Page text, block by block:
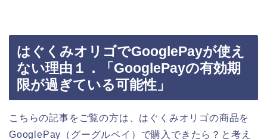
はぐくみオリゴでGooglePayが使え
ない理由１．「GooglePayの有効期
限が過ぎている可能性」
こちらの記事をご覧の方は、はぐくみオリゴの商品を
GooglePay（グーグルペイ）で購入できたら？と考え